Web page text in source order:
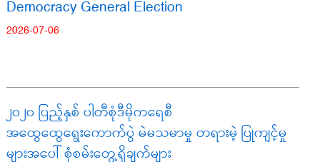
Democracy General Election
2026-07-06
၂၀၂၀ ပြည့်နှစ် ပါတီစုံဒီမိုကရေစီ
အထွေထွေရွေးကောက်ပွဲ မဲမသမာမှု တရားမဲ့ ပြုကျင့်မှု
များအပေါ် စုံစမ်းတွေ့ရှိချက်များ